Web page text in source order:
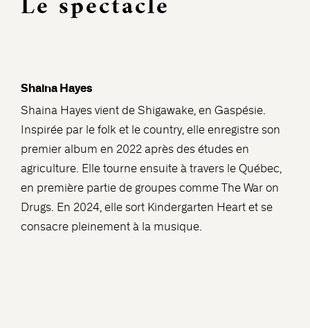
Le spectacle
Shaina Hayes
Shaina Hayes vient de Shigawake, en Gaspésie.
Inspirée par le folk et le country, elle enregistre son
premier album en 2022 après des études en
agriculture. Elle tourne ensuite à travers le Québec,
en première partie de groupes comme The War on
Drugs. En 2024, elle sort Kindergarten Heart et se
consacre pleinement à la musique.